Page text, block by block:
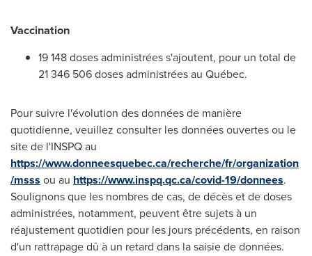
Vaccination
19 148 doses administrées s'ajoutent, pour un total de
21 346 506 doses administrées au Québec.
Pour suivre l'évolution des données de manière
quotidienne, veuillez consulter les données ouvertes ou le
site de l'INSPQ au
https://www.donneesquebec.ca/recherche/fr/organization
/msss ou au https://www.inspq.qc.ca/covid-19/donnees.
Soulignons que les nombres de cas, de décès et de doses
administrées, notamment, peuvent être sujets à un
réajustement quotidien pour les jours précédents, en raison
d'un rattrapage dû à un retard dans la saisie de données.